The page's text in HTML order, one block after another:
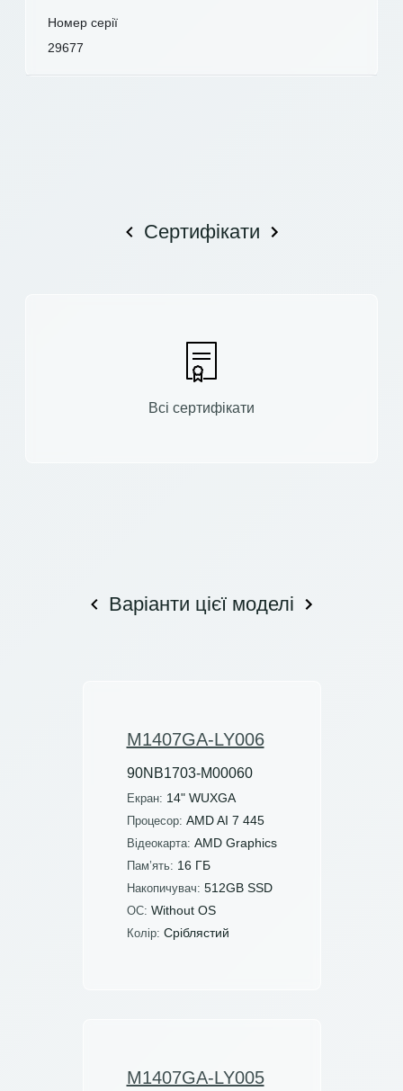
Номер серії
29677
Сертифікати
Всі сертифікати
Варіанти цієї моделі
M1407GA-LY006
90NB1703-M00060
Екран: 14" WUXGA
Процесор: AMD AI 7 445
Відеокарта: AMD Graphics
Пам’ять: 16 ГБ
Накопичувач: 512GB SSD
ОС: Without OS
Колір: Сріблястий
M1407GA-LY005